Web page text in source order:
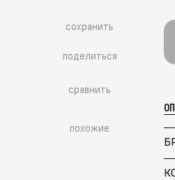
сохранить
поделиться
сравнить
похожие